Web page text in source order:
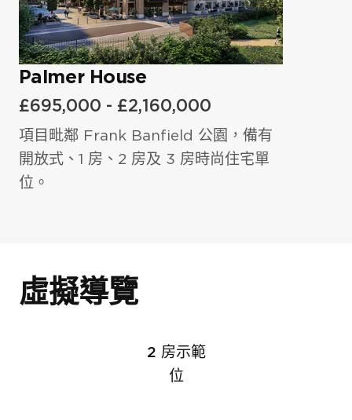
姓氏*
電郵*
留言
電郵*
電話號碼*
我同意隱私權政策
Palmer House
£695,000 - £2,160,000
項目毗鄰 Frank Banfield 公園，備有
開放式、1 房、2 房及 3 房時尚住宅單
位。
虛擬導覽
2 房示範
位
室內黃昏景色
電郵*
電話號碼 *